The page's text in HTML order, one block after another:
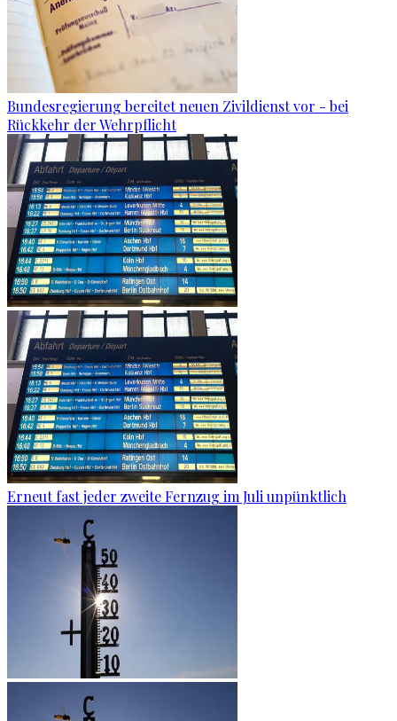
Bundesregierung bereitet neuen Zivildienst vor - bei
Rückkehr der Wehrpflicht
Erneut fast jeder zweite Fernzug im Juli unpünktlich